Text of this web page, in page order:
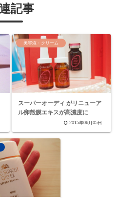
記事
美容液・クリーム
スーパーオーディ がリニューア
ル卵殻膜エキスが高濃度に
2015年06月05日